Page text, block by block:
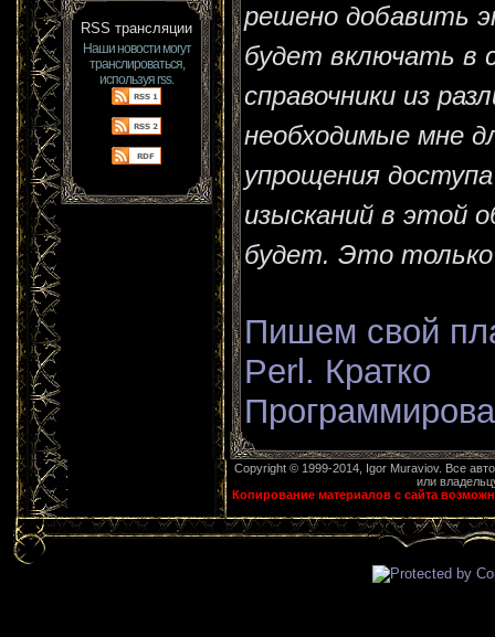
RSS трансляции
Наши новости могут
транслироваться,
используя rss.
решено добавить
будет включать в
справочники из
необходимые мне
упрощения
изысканий в этой
будет. Это только
Пишем свой
Perl. Кратко
Copyright © 1999-2014, Igor Muraviov. Все
или
Копирование материалов с сайта